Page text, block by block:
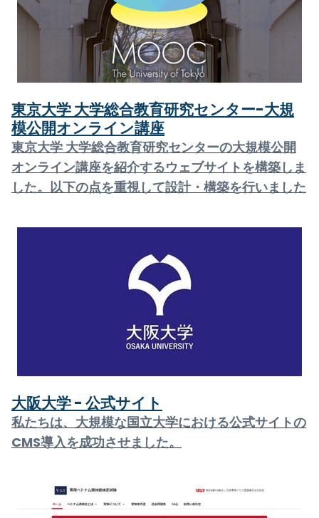
東京大学 大学総合教育研究センター-大規
模公開オンライン講座
東京大学 大学総合教育研究センターの大規模公開
オンライン講座を紹介するウェブサイトを構築しま
した。以下の点を重視して設計・構築を行いました
大阪大学 - 公式サイト
私たちは、大規模な国立大学における公式サイトの
CMS導入を成功させました。